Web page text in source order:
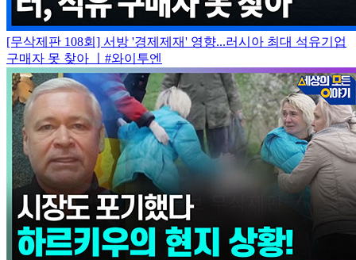
[무삭제판 108회] 서방 '경제제재' 영향...러시아 최대 석유기업
구매자 못 찾아 ㅣ#와이투엔